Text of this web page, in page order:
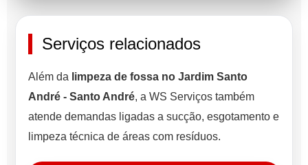
Serviços relacionados
Além da limpeza de fossa no Jardim Santo
André - Santo André, a WS Serviços também
atende demandas ligadas a sucção, esgotamento e
limpeza técnica de áreas com resíduos.